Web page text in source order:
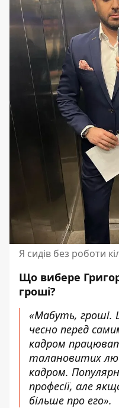
Я сидів без роботи
Що вибере
гроші?
«Мабуть, гроші.
чесно перед
кадром
талановитих
кадром.
професії, але
більше про его».